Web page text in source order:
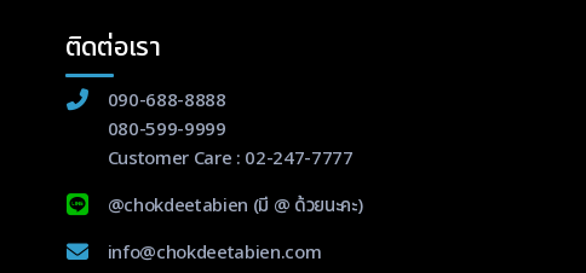
ติดต่อเรา
090-688-8888
080-599-9999
Customer Care : 02-247-7777
@chokdeetabien (มี @ ด้วยนะคะ)
info@chokdeetabien.com